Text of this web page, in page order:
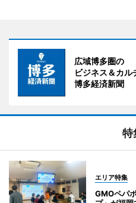
広域博多圏の
ビジネス＆カル
博多経済新聞
特
エリア特集
GMOペパ